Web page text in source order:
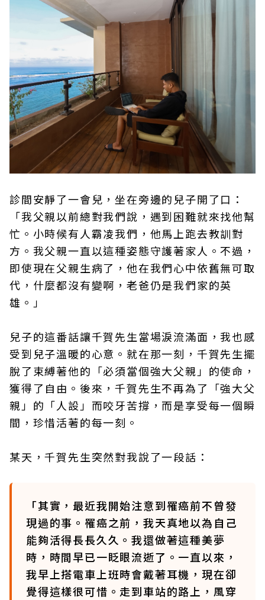
診間安靜了一會兒，坐在旁邊的兒子開了口：
「我父親以前總對我們說，遇到困難就來找他幫
忙。小時候有人霸凌我們，他馬上跑去教訓對
方。我父親一直以這種姿態守護著家人。不過，
即使現在父親生病了，他在我們心中依舊無可取
代，什麼都沒有變啊，老爸仍是我們家的英
雄。」
兒子的這番話讓千賀先生當場淚流滿面，我也感
受到兒子溫暖的心意。就在那一刻，千賀先生擺
脫了束縛著他的「必須當個強大父親」的使命，
獲得了自由。後來，千賀先生不再為了「強大父
親」的「人設」而咬牙苦撐，而是享受每一個瞬
間，珍惜活著的每一刻。
某天，千賀先生突然對我說了一段話：
「其實，最近我開始注意到罹癌前不曾發
現過的事。罹癌之前，我天真地以為自己
能夠活得長長久久。我還做著這種美夢
時，時間早已一眨眼流逝了。一直以來，
我早上搭電車上班時會戴著耳機，現在卻
覺得這樣很可惜。走到車站的路上，風穿